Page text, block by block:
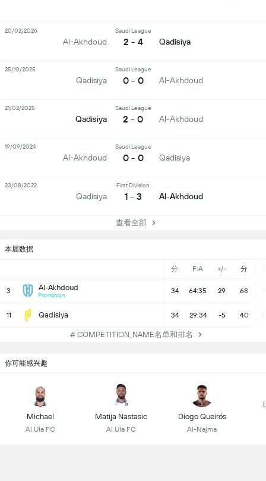
本届数据
分 F:A +/- 分
3 Al-Akhdoud
Promotion
34 64:35 29 68
11 Qadisiya 34 29:34 -5 40
# COMPETITION_NAME名单和排名
Al-Akhdoud
Saudi League
2 - 4 Qadisiya
20/02/2026
Qadisiya
Saudi League
0 - 0 Al-Akhdoud
25/10/2025
Qadisiya
Saudi League
2 - 0 Al-Akhdoud
21/02/2025
Al-Akhdoud
Saudi League
0 - 0 Qadisiya
19/09/2024
Qadisiya
First Division
1 - 3 Al-Akhdoud
23/08/2022
查看全部
你可能感兴趣
Michael
Al Ula FC
Matija Nastasic
Al Ula FC
Diogo Queirós
Al-Najma